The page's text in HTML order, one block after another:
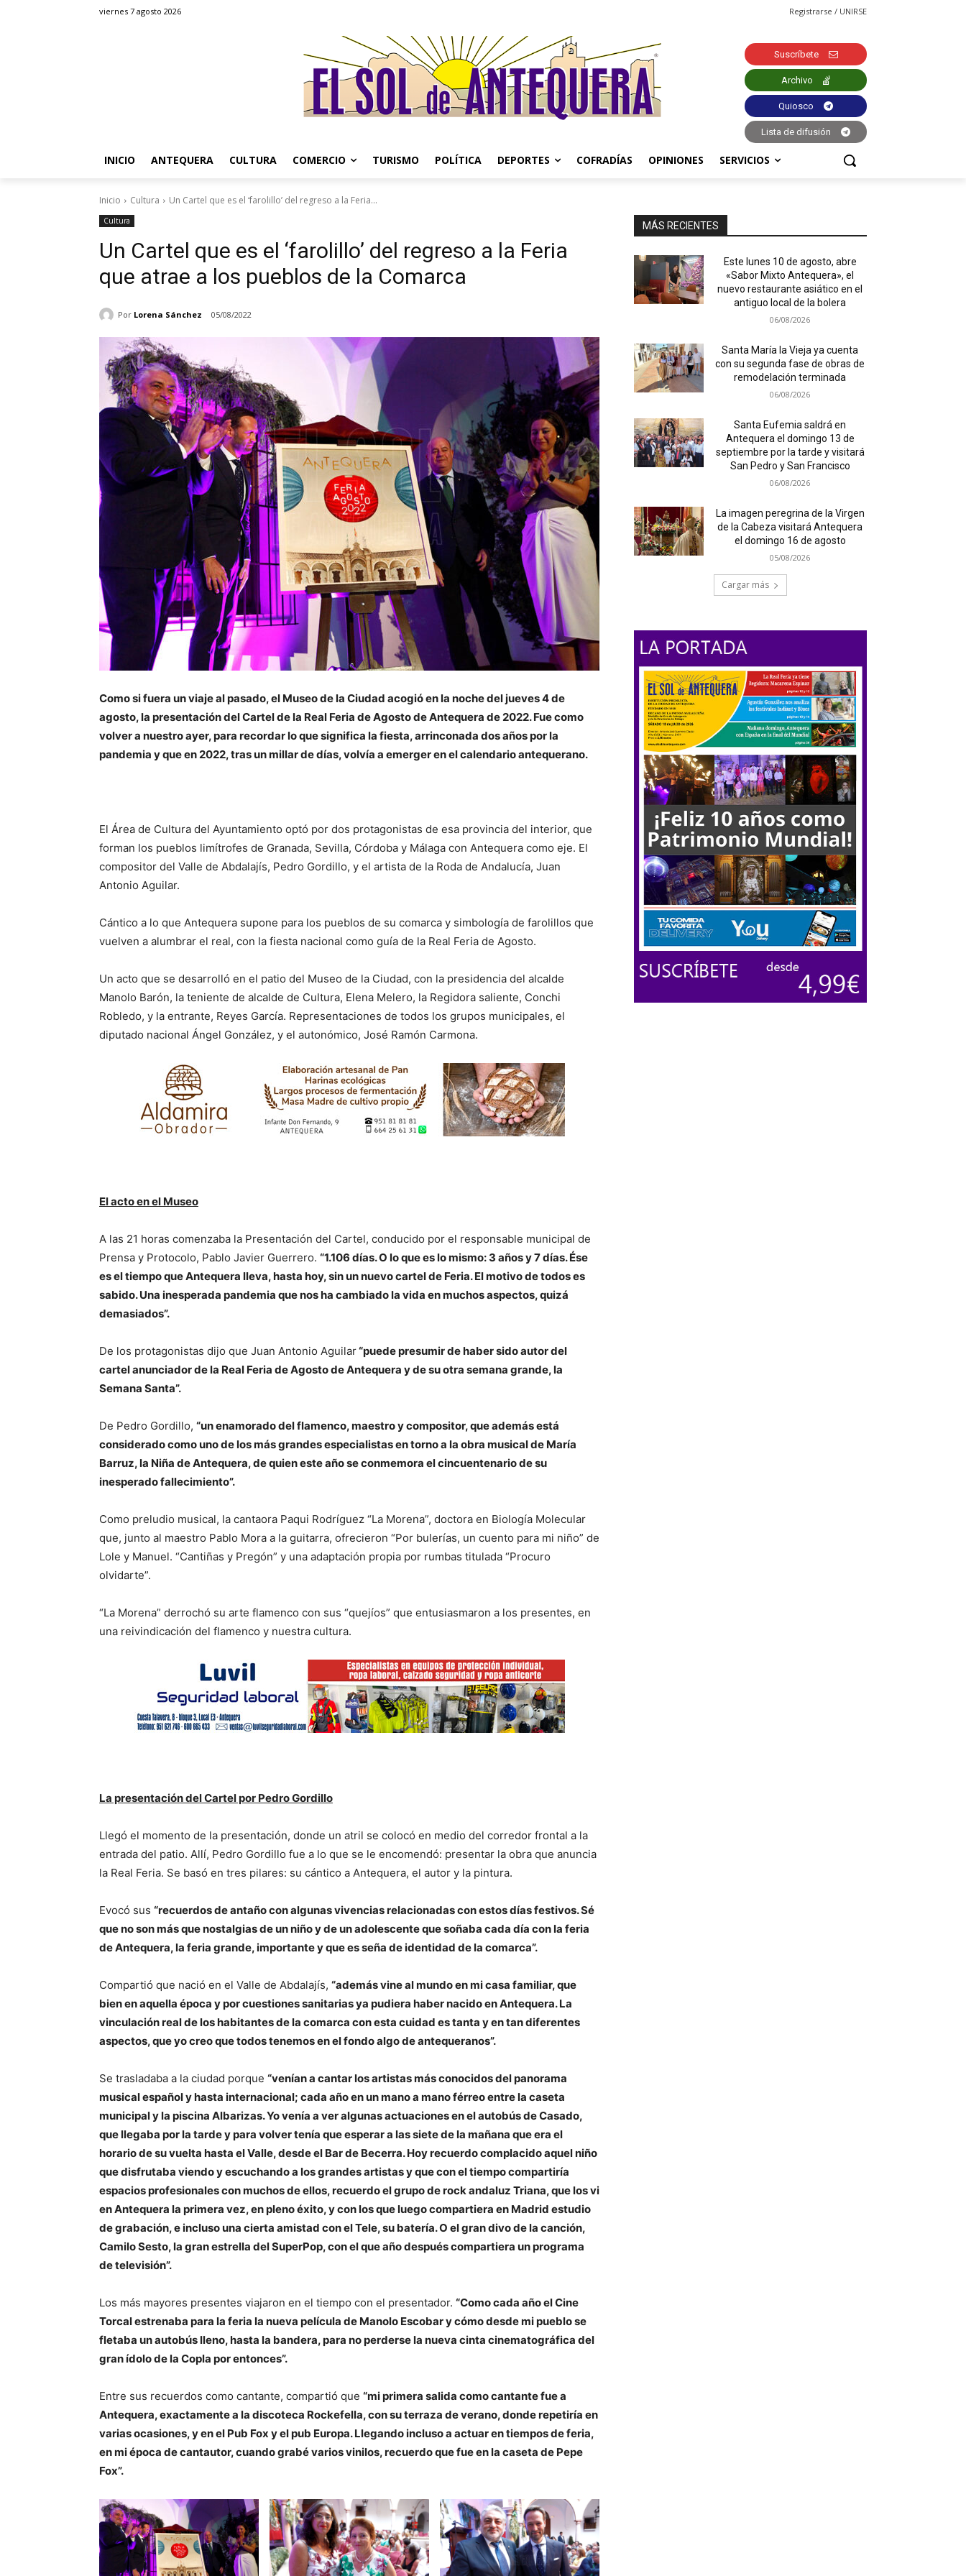
viernes 7 agosto 2026 Registrarse / UNIRSE
Suscríbete
Archivo
Quiosco
Lista de difusión
INICIO ANTEQUERA CULTURA COMERCIO TURISMO POLÍTICA DEPORTES COFRADÍAS OPINIONES SERVICIOS
Inicio Cultura Un Cartel que es el ‘farolillo’ del regreso a la Feria...
Cultura
Un Cartel que es el ‘farolillo’ del regreso a la Feria
que atrae a los pueblos de la Comarca
Por Lorena Sánchez 05/08/2022
Como si fuera un viaje al pasado, el Museo de la Ciudad acogió en la noche del jueves 4 de
agosto, la presentación del Cartel de la Real Feria de Agosto de Antequera de 2022. Fue como
volver a nuestro ayer, para recordar lo que significa la fiesta, arrinconada dos años por la
pandemia y que en 2022, tras un millar de días, volvía a emerger en el calendario antequerano.
El Área de Cultura del Ayuntamiento optó por dos protagonistas de esa provincia del interior, que
forman los pueblos limítrofes de Granada, Sevilla, Córdoba y Málaga con Antequera como eje. El
compositor del Valle de Abdalajís, Pedro Gordillo, y el artista de la Roda de Andalucía, Juan
Antonio Aguilar.
Cántico a lo que Antequera supone para los pueblos de su comarca y simbología de farolillos que
vuelven a alumbrar el real, con la fiesta nacional como guía de la Real Feria de Agosto.
Un acto que se desarrolló en el patio del Museo de la Ciudad, con la presidencia del alcalde
Manolo Barón, la teniente de alcalde de Cultura, Elena Melero, la Regidora saliente, Conchi
Robledo, y la entrante, Reyes García. Representaciones de todos los grupos municipales, el
diputado nacional Ángel González, y el autonómico, José Ramón Carmona.
El acto en el Museo
A las 21 horas comenzaba la Presentación del Cartel, conducido por el responsable municipal de
Prensa y Protocolo, Pablo Javier Guerrero. “1.106 días. O lo que es lo mismo: 3 años y 7 días. Ése
es el tiempo que Antequera lleva, hasta hoy, sin un nuevo cartel de Feria. El motivo de todos es
sabido. Una inesperada pandemia que nos ha cambiado la vida en muchos aspectos, quizá
demasiados”.
De los protagonistas dijo que Juan Antonio Aguilar“puede presumir de haber sido autor del
cartel anunciador de la Real Feria de Agosto de Antequera y de su otra semana grande, la
Semana Santa”.
De Pedro Gordillo, “un enamorado del flamenco, maestro y compositor, que además está
considerado como uno de los más grandes especialistas en torno a la obra musical de María
Barruz, la Niña de Antequera, de quien este año se conmemora el cincuentenario de su
inesperado fallecimiento”.
Como preludio musical, la cantaora Paqui Rodríguez “La Morena”, doctora en Biología Molecular
que, junto al maestro Pablo Mora a la guitarra, ofrecieron “Por bulerías, un cuento para mi niño” de
Lole y Manuel. “Cantiñas y Pregón” y una adaptación propia por rumbas titulada “Procuro
olvidarte”.
“La Morena” derrochó su arte flamenco con sus “quejíos” que entusiasmaron a los presentes, en
una reivindicación del flamenco y nuestra cultura.
La presentación del Cartel por Pedro Gordillo
Llegó el momento de la presentación, donde un atril se colocó en medio del corredor frontal a la
entrada del patio. Allí, Pedro Gordillo fue a lo que se le encomendó: presentar la obra que anuncia
la Real Feria. Se basó en tres pilares: su cántico a Antequera, el autor y la pintura.
Evocó sus “recuerdos de antaño con algunas vivencias relacionadas con estos días festivos. Sé
que no son más que nostalgias de un niño y de un adolescente que soñaba cada día con la feria
de Antequera, la feria grande, importante y que es seña de identidad de la comarca”.
Compartió que nació en el Valle de Abdalajís, “además vine al mundo en mi casa familiar, que
bien en aquella época y por cuestiones sanitarias ya pudiera haber nacido en Antequera. La
vinculación real de los habitantes de la comarca con esta cuidad es tanta y en tan diferentes
aspectos, que yo creo que todos tenemos en el fondo algo de antequeranos”.
Se trasladaba a la ciudad porque “venían a cantar los artistas más conocidos del panorama
musical español y hasta internacional; cada año en un mano a mano férreo entre la caseta
municipal y la piscina Albarizas. Yo venía a ver algunas actuaciones en el autobús de Casado,
que llegaba por la tarde y para volver tenía que esperar a las siete de la mañana que era el
horario de su vuelta hasta el Valle, desde el Bar de Becerra. Hoy recuerdo complacido aquel niño
que disfrutaba viendo y escuchando a los grandes artistas y que con el tiempo compartiría
espacios profesionales con muchos de ellos, recuerdo el grupo de rock andaluz Triana, que los vi
en Antequera la primera vez, en pleno éxito, y con los que luego compartiera en Madrid estudio
de grabación, e incluso una cierta amistad con el Tele, su batería. O el gran divo de la canción,
Camilo Sesto, la gran estrella del SuperPop, con el que año después compartiera un programa
de televisión”.
Los más mayores presentes viajaron en el tiempo con el presentador. “Como cada año el Cine
Torcal estrenaba para la feria la nueva película de Manolo Escobar y cómo desde mi pueblo se
fletaba un autobús lleno, hasta la bandera, para no perderse la nueva cinta cinematográfica del
gran ídolo de la Copla por entonces”.
Entre sus recuerdos como cantante, compartió que “mi primera salida como cantante fue a
Antequera, exactamente a la discoteca Rockefella, con su terraza de verano, donde repetiría en
varias ocasiones, y en el Pub Fox y el pub Europa. Llegando incluso a actuar en tiempos de feria,
en mi época de cantautor, cuando grabé varios vinilos, recuerdo que fue en la caseta de Pepe
Fox”.
MÁS RECIENTES
Este lunes 10 de agosto, abre
«Sabor Mixto Antequera», el
nuevo restaurante asiático en el
antiguo local de la bolera
06/08/2026
Santa María la Vieja ya cuenta
con su segunda fase de obras de
remodelación terminada
06/08/2026
Santa Eufemia saldrá en
Antequera el domingo 13 de
septiembre por la tarde y visitará
San Pedro y San Francisco
06/08/2026
La imagen peregrina de la Virgen
de la Cabeza visitará Antequera
el domingo 16 de agosto
05/08/2026
Cargar más